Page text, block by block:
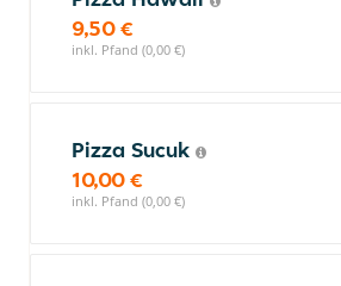
9,50 €
inkl. Pfand (0,00 €)
Pizza Sucuk
10,00 €
inkl. Pfand (0,00 €)